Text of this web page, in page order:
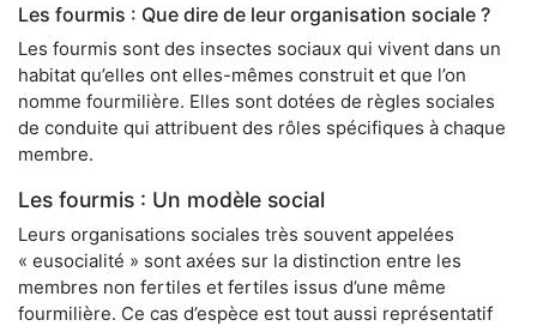
Les fourmis : Que dire de leur organisation sociale ?
Les fourmis sont des insectes sociaux qui vivent dans un
habitat qu’elles ont elles-mêmes construit et que l’on
nomme fourmilière. Elles sont dotées de règles sociales
de conduite qui attribuent des rôles spécifiques à chaque
membre.
Les fourmis : Un modèle social
Leurs organisations sociales très souvent appelées
« eusocialité » sont axées sur la distinction entre les
membres non fertiles et fertiles issus d’une même
fourmilière. Ce cas d’espèce est tout aussi représentatif